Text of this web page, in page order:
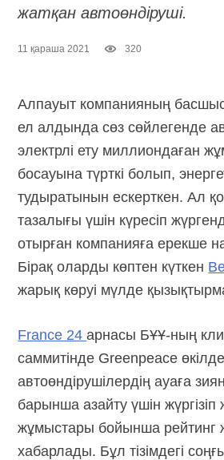
жатқан автоөндіруші.
11 қараша 2021 320
Алпауыт компанияның
ел алдында сөз сөйлегенде
электрлі ету миллиондаған
босауына түрткі болып,
тудыратынын ескерткен. Ал
тазалығы үшін күресіп
отырған компанияға ерекше
Бірақ оларды көптен күткен
жарық көруі мүлде
France 24арнасы БҰҰ-ның
саммитінде Greenpeace
автоөндірушілердің ауаға
барынша азайту үшін жүргізіп
жұмыстары бойынша рейтинг
хабарлады. Бұл тізімдегі